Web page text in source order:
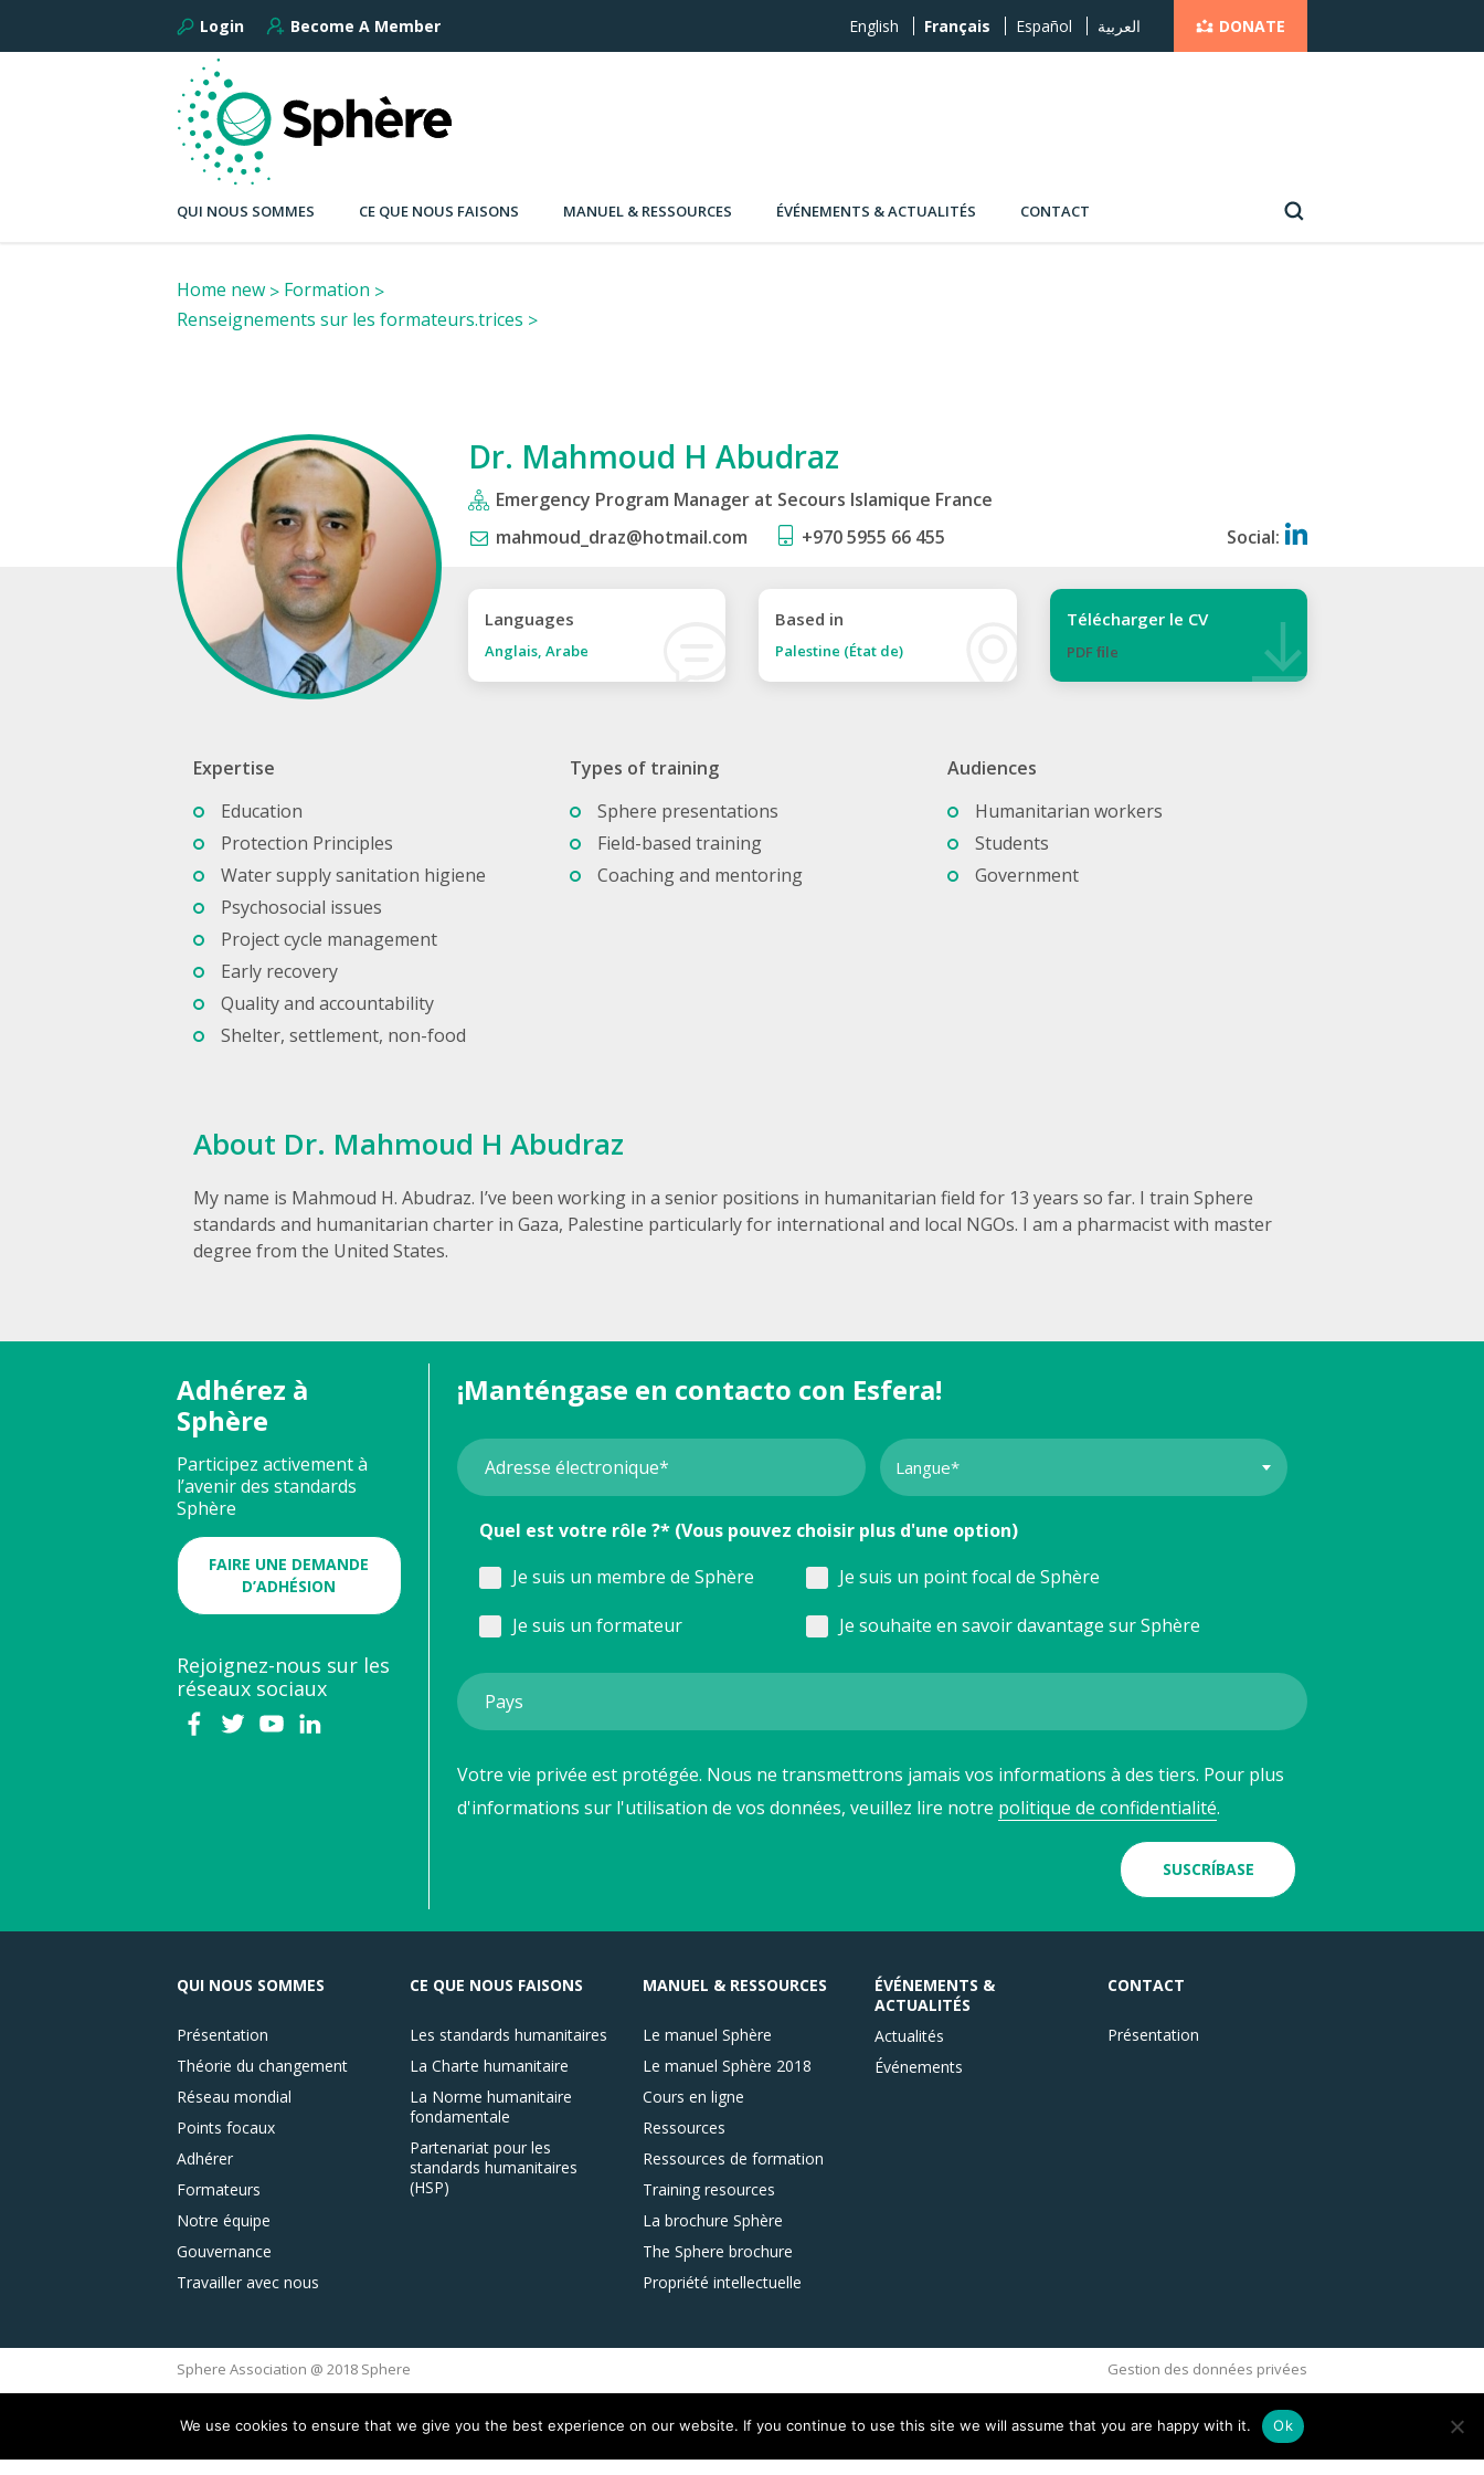
Login Become A Member English Français Español العربية DONATE
QUI NOUS SOMMES CE QUE NOUS FAISONS MANUEL & RESSOURCES ÉVÉNEMENTS & ACTUALITÉS CONTACT
Home new
Formation
Renseignements sur les formateurs.trices
Dr. Mahmoud H Abudraz
Emergency Program Manager at Secours Islamique France
mahmoud_draz@hotmail.com
+970 5955 66 455 Social:
Languages
Anglais, Arabe
Based in
Palestine (État de)
Télécharger le CV
PDF ﬁle
Expertise
Education
Protection Principles
Water supply sanitation higiene
Psychosocial issues
Project cycle management
Early recovery
Quality and accountability
Shelter, settlement, non-food
Types of training
Sphere presentations
Field-based training
Coaching and mentoring
Audiences
Humanitarian workers
Students
Government
About Dr. Mahmoud H Abudraz
My name is Mahmoud H. Abudraz. I’ve been working in a senior positions in humanitarian field for 13 years so far. I train Sphere
standards and humanitarian charter in Gaza, Palestine particularly for international and local NGOs. I am a pharmacist with master
degree from the United States.
Adhérez à
Sphère
Participez activement à
l’avenir des standards
Sphère
FAIRE UNE DEMANDE
D’ADHÉSION
Rejoignez-nous sur les
réseaux sociaux
¡Manténgase en contacto con Esfera!
Quel est votre rôle ?* (Vous pouvez choisir plus d'une option)
Je suis un membre de Sphère
Je suis un point focal de Sphère
Je suis un formateur
Je souhaite en savoir davantage sur Sphère
Votre vie privée est protégée. Nous ne transmettrons jamais vos informations à des tiers. Pour plus
d'informations sur l'utilisation de vos données, veuillez lire notre politique de confidentialité.
SUSCRÍBASE
QUI NOUS SOMMES
Présentation
Théorie du changement
Réseau mondial
Points focaux
Adhérer
Formateurs
Notre équipe
Gouvernance
Travailler avec nous
CE QUE NOUS FAISONS
Les standards humanitaires
La Charte humanitaire
La Norme humanitaire
fondamentale
Partenariat pour les
standards humanitaires
(HSP)
MANUEL & RESSOURCES
Le manuel Sphère
Le manuel Sphère 2018
Cours en ligne
Ressources
Ressources de formation
Training resources
La brochure Sphère
The Sphere brochure
Propriété intellectuelle
ÉVÉNEMENTS &
ACTUALITÉS
Actualités
Événements
CONTACT
Présentation
Sphere Association @ 2018 Sphere Gestion des données privées
We use cookies to ensure that we give you the best experience on our website. If you continue to use this site we will assume that you are happy with it. Ok